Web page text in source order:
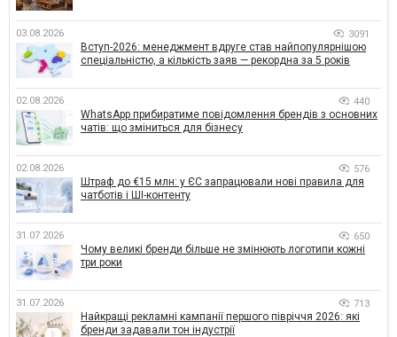
03.08.2026 3091
Вступ-2026: менеджмент вдруге став найпопулярнішою
спеціальністю, а кількість заяв — рекордна за 5 років
02.08.2026 440
WhatsApp прибиратиме повідомлення брендів з основних
чатів: що зміниться для бізнесу
02.08.2026 576
Штраф до €15 млн: у ЄС запрацювали нові правила для
чатботів і ШІ-контенту
31.07.2026 650
Чому великі бренди більше не змінюють логотипи кожні
три роки
31.07.2026 713
Найкращі рекламні кампанії першого півріччя 2026: які
бренди задавали тон індустрії